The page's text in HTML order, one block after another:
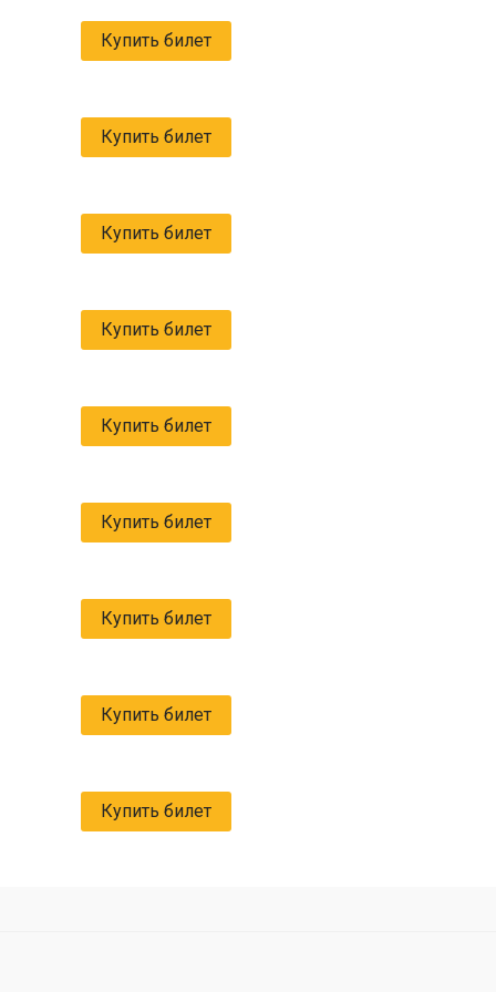
Купить билет
Купить билет
Купить билет
Купить билет
Купить билет
Купить билет
Купить билет
Купить билет
Купить билет